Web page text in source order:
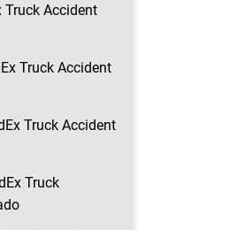
Truck Accident
Truck Accident
Truck Accident
Truck